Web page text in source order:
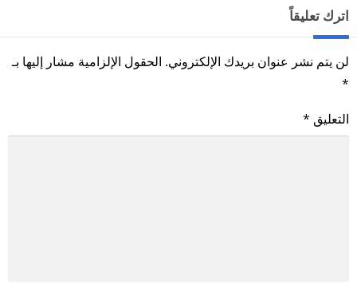
اترك تعليقاً
لن يتم نشر عنوان بريدك الإلكتروني. الحقول الإلزامية مشار إليها بـ
*
التعليق *